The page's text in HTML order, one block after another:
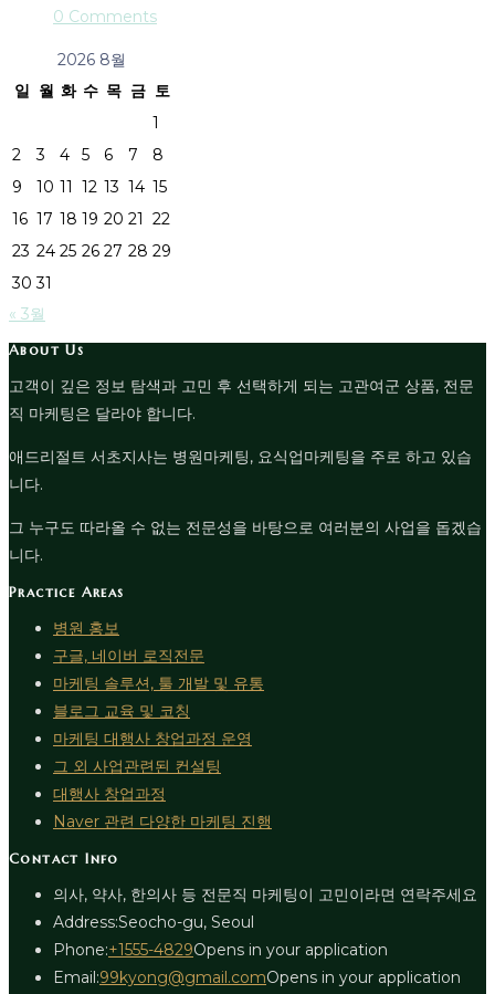
0 Comments
2026 8월
일 월 화 수 목 금 토
1
2
3 4 5 6 7
8
9
10 11 12 13 14 15
16 17 18 19 20 21 22
23 24 25 26 27 28 29
30 31
« 3월
About Us
고객이 깊은 정보 탐색과 고민 후 선택하게 되는 고관여군 상품, 전문
직 마케팅은 달라야 합니다.
애드리절트 서초지사는 병원마케팅, 요식업마케팅을 주로 하고 있습
니다.
그 누구도 따라올 수 없는 전문성을 바탕으로 여러분의 사업을 돕겠습
니다.
Practice Areas
병원 홍보
구글, 네이버 로직전문
마케팅 솔루션, 툴 개발 및 유통
블로그 교육 및 코칭
마케팅 대행사 창업과정 운영
그 외 사업관련된 컨설팅
대행사 창업과정
Naver 관련 다양한 마케팅 진행
Contact Info
의사, 약사, 한의사 등 전문직 마케팅이 고민이라면 연락주세요
Address:Seocho-gu, Seoul
Phone:+1555-4829Opens in your application
Email:99kyong@gmail.comOpens in your application